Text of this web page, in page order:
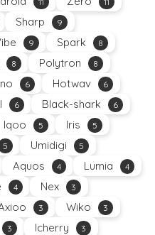
Sharp 9
9 Spark 8
8 Polytron 8
6 Hotwav 6
6 Black-shark 6
Iqoo 5 Iris 5
5 Umidigi 5
Aquos 4 Lumia 4
4 Nex 3
3 Wiko 3
3 Icherry 3